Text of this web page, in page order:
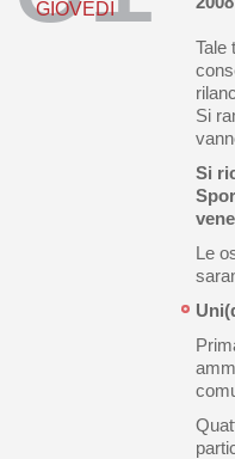
GIOVEDÌ
Tale
Si
Si
Le